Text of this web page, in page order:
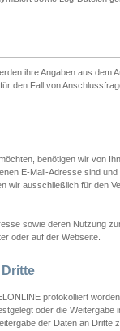
ihre Angaben aus dem
den Fall von
benötigen wir von
E-Mail-Adresse sind
wir ausschließlich für den
sowie deren Nutzung
oder auf der Webseite.
protokolliert
oder die Weitergabe
der Daten an Dritte